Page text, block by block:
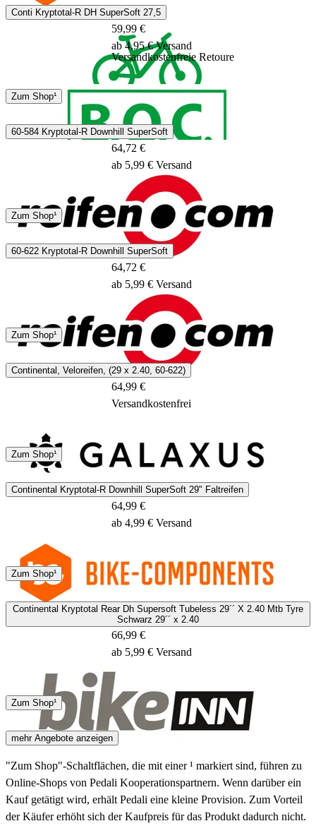
Conti Kryptotal-R DH SuperSoft 27,5
DHL
59,99 €
ab 4,95 € Versand
Versandkostenfreie Retoure
Zum Shop¹
60-584 Kryptotal-R Downhill SuperSoft
DHL
DPD
2 - 5 Tage
64,72 €
ab 5,99 € Versand
Zum Shop¹
60-622 Kryptotal-R Downhill SuperSoft
DHL
DPD
2 - 5 Tage
64,72 €
ab 5,99 € Versand
Zum Shop¹
Continental, Veloreifen, (29 x 2.40, 60-622)
DHL
Sonstige
1 - 3 Tage
64,99 €
Versandkostenfrei
Zum Shop¹
Continental Kryptotal-R Downhill SuperSoft 29" Faltreifen
DHL
2 - 4 Tage
64,99 €
ab 4,99 € Versand
Zum Shop¹
Continental Kryptotal Rear Dh Supersoft Tubeless 29´´ X 2.40 Mtb Tyre
Schwarz 29´´ x 2.40
Hermes
2 - 4 Tage
66,99 €
ab 5,99 € Versand
Zum Shop¹
mehr Angebote anzeigen
"Zum Shop"-Schaltflächen, die mit einer ¹ markiert sind, führen zu
Online-Shops von Pedali Kooperationspartnern. Wenn darüber ein
Kauf getätigt wird, erhält Pedali eine kleine Provision. Zum Vorteil
der Käufer erhöht sich der Kaufpreis für das Produkt dadurch nicht.